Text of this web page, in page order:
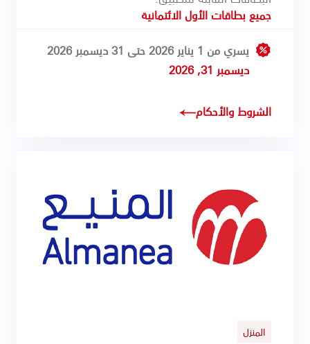
جميع بطاقات الأول الائتمانية
يسري من 1 يناير 2026 حتى 31 ديسمبر 2026
ديسمبر 31, 2026
الشروط والأحكام
المنزل